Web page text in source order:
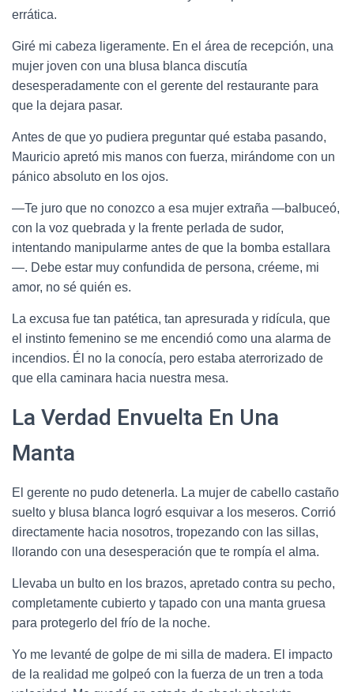
errática.
Giré mi cabeza ligeramente. En el área de recepción, una
mujer joven con una blusa blanca discutía
desesperadamente con el gerente del restaurante para
que la dejara pasar.
Antes de que yo pudiera preguntar qué estaba pasando,
Mauricio apretó mis manos con fuerza, mirándome con un
pánico absoluto en los ojos.
—Te juro que no conozco a esa mujer extraña —balbuceó,
con la voz quebrada y la frente perlada de sudor,
intentando manipularme antes de que la bomba estallara
—. Debe estar muy confundida de persona, créeme, mi
amor, no sé quién es.
La excusa fue tan patética, tan apresurada y ridícula, que
el instinto femenino se me encendió como una alarma de
incendios. Él no la conocía, pero estaba aterrorizado de
que ella caminara hacia nuestra mesa.
La Verdad Envuelta En Una
Manta
El gerente no pudo detenerla. La mujer de cabello castaño
suelto y blusa blanca logró esquivar a los meseros. Corrió
directamente hacia nosotros, tropezando con las sillas,
llorando con una desesperación que te rompía el alma.
Llevaba un bulto en los brazos, apretado contra su pecho,
completamente cubierto y tapado con una manta gruesa
para protegerlo del frío de la noche.
Yo me levanté de golpe de mi silla de madera. El impacto
de la realidad me golpeó con la fuerza de un tren a toda